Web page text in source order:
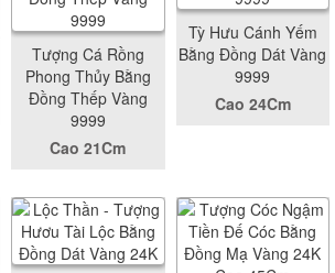
Tượng Cá Rồng
Phong Thủy Bằng
Đồng Thếp Vàng
9999
Cao 21Cm
Tỳ Hưu Cánh Yếm
Bằng Đồng Dát Vàng
9999
Cao 24Cm